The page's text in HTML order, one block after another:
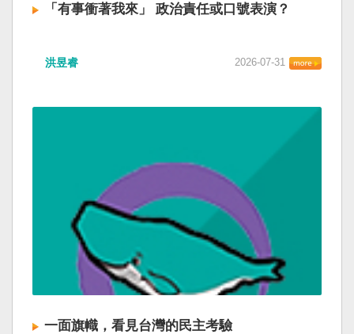
「有事衝著我來」 政治責任或口號表演？
洪昱睿 2026-07-31
一面旗幟，看見台灣的民主考驗